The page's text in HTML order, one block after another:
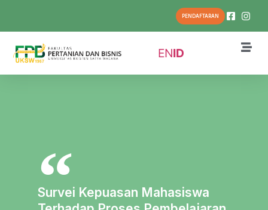
PENDAFTARAN
ENID
Survei Kepuasan Mahasiswa